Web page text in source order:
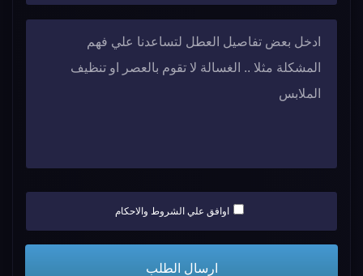
اوافق علي الشروط والاحكام